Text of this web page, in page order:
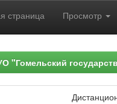
страница Просмотр
"Гомельский